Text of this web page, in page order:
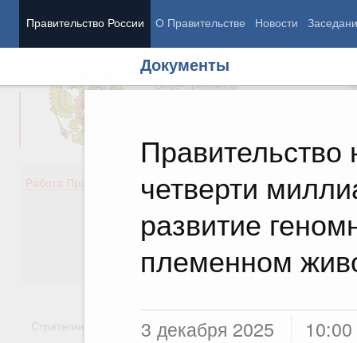
Правительство России О Правительстве Новости
Документы
Правительство
четверти
развитие
племенном
3 декабря 2025 10:00
Председатель Правительства
Вице-премьеры
Работа Правительства
Демография
Здоровье
Культура
Государство
Стратегии Государственные программы